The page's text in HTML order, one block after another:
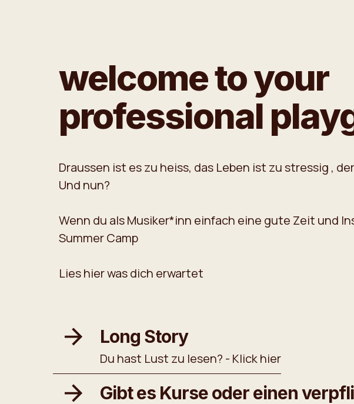
welcome to your
professional
Draussen ist es zu heiss, das Leben ist zu stressig ,
Und nun?
Wenn du als Musiker*inn einfach eine gute Zeit und
Summer Camp
Lies hier was dich erwartet
Long Story
Du hast Lust zu lesen? - Klick hier
Gibt es Kurse oder einen